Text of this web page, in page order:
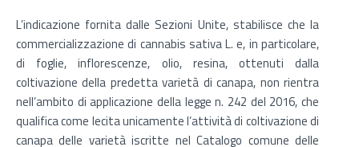
L’indicazione fornita dalle Sezioni Unite, stabilisce che la
commercializzazione di cannabis sativa L. e, in particolare,
di foglie, inflorescenze, olio, resina, ottenuti dalla
coltivazione della predetta varietà di canapa, non rientra
nell’ambito di applicazione della legge n. 242 del 2016, che
qualifica come lecita unicamente l’attività di coltivazione di
canapa delle varietà iscritte nel Catalogo comune delle